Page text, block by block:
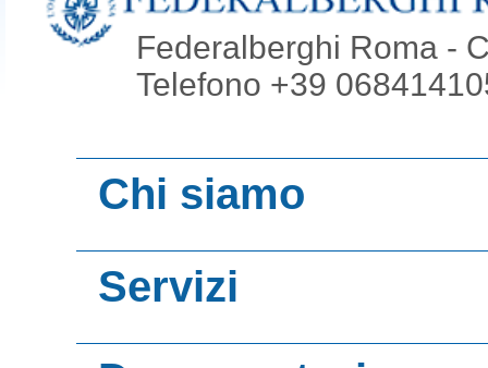
Federalberghi Roma -
Telefono +39
Chi siamo
Video
Roma
Servizi